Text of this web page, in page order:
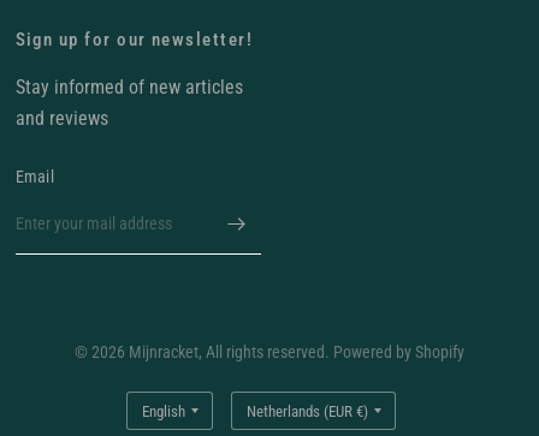
Sign up for our newsletter!
Stay informed of new articles
and reviews
Email
© 2026 Mijnracket, All rights reserved. Powered by Shopify
Update
country/region
Update
country/region